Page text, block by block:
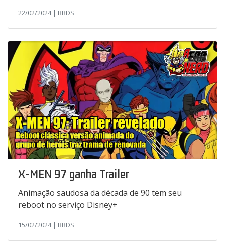
22/02/2024 | BRDS
X-MEN 97 ganha Trailer
Animação saudosa da década de 90 tem seu
reboot no serviço Disney+
15/02/2024 | BRDS